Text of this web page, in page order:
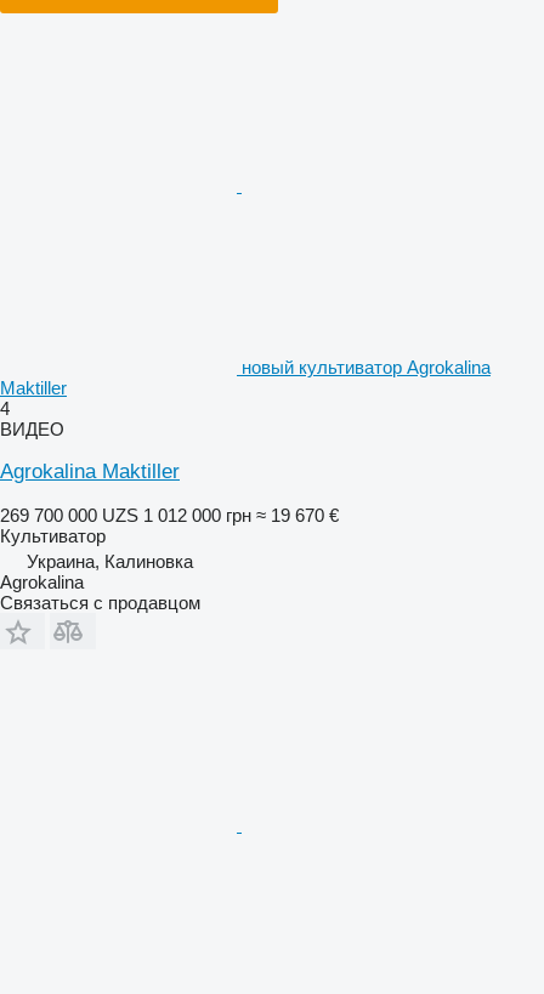
новый культиватор Agrokalina
Maktiller
4
ВИДЕО
Agrokalina Maktiller
269 700 000 UZS 1 012 000 грн ≈ 19 670 €
Культиватор
Украина, Калиновка
Agrokalina
Связаться с продавцом